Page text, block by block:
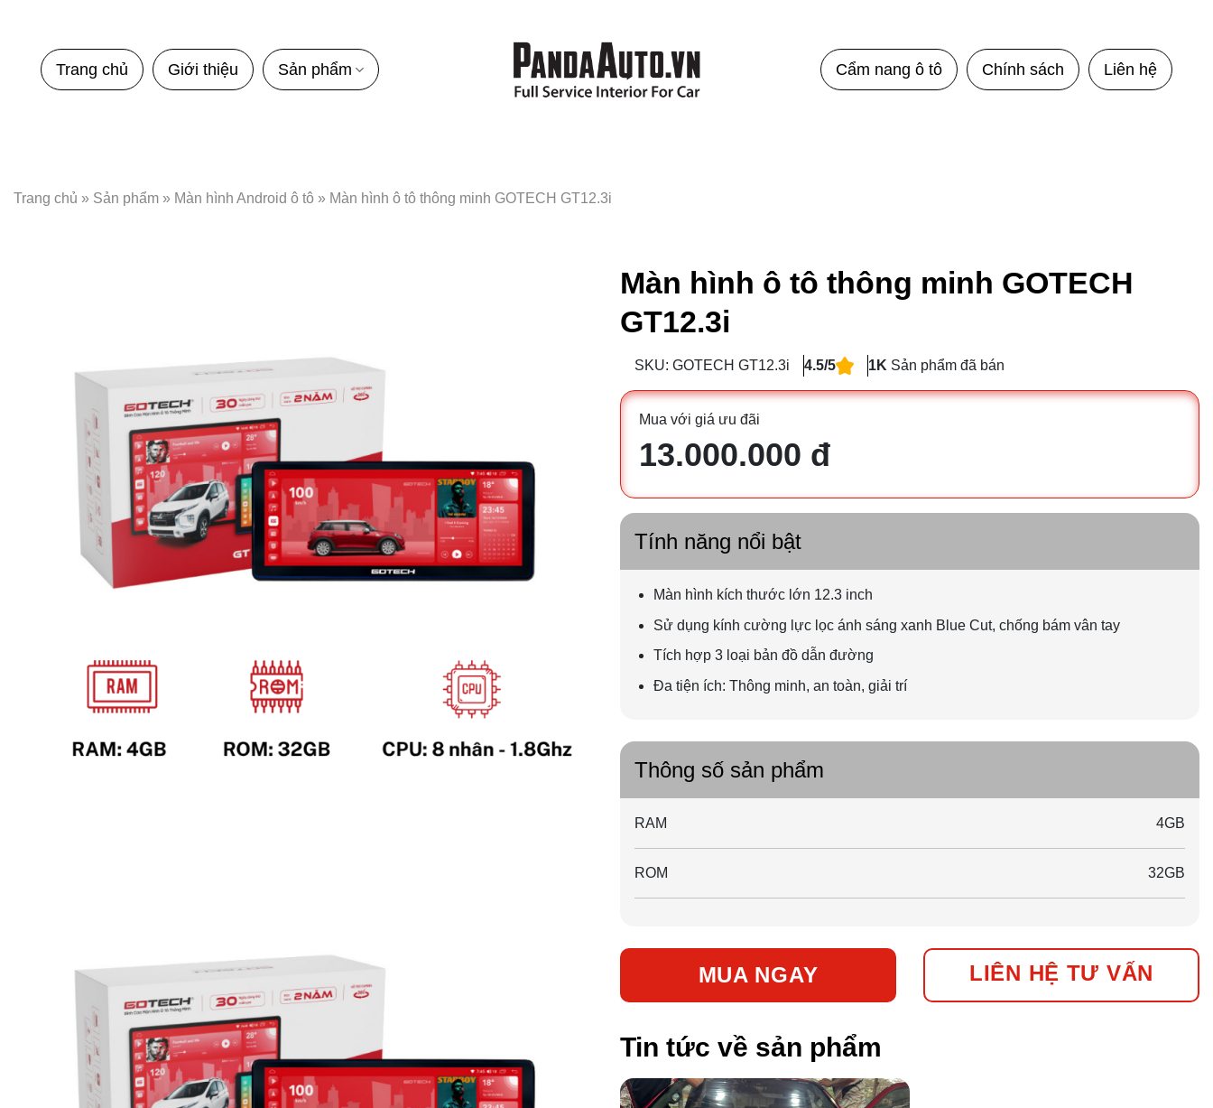
Trang chủ Giới thiệu Sản phẩm Cẩm nang ô tô Chính sách Liên hệ
Trang chủ » Sản phẩm » Màn hình Android ô tô » Màn hình ô tô thông minh GOTECH GT12.3i
Màn hình ô tô thông minh GOTECH
GT12.3i
SKU: GOTECH GT12.3i 4.5/5 1K Sản phẩm đã bán
Mua với giá ưu đãi
13.000.000 đ
Tính năng nổi bật
Màn hình kích thước lớn 12.3 inch
Sử dụng kính cường lực lọc ánh sáng xanh Blue Cut, chống bám vân tay
Tích hợp 3 loại bản đồ dẫn đường
Đa tiện ích: Thông minh, an toàn, giải trí
Thông số sản phẩm
RAM 4GB
ROM 32GB
MUA NGAY LIÊN HỆ TƯ VẤN
Tin tức về sản phẩm